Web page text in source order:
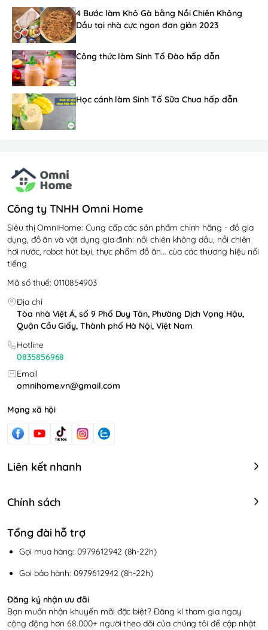
4 Bước làm Khô Gà bằng Nồi Chiên Không
Dầu tại nhà cực ngon đơn giản 2023
Công thức làm Sinh Tố Đào hấp dẫn
Học cánh làm Sinh Tố Sữa Chua hấp dẫn
Công ty TNHH Omni Home
Siêu thị OmniHome: Cung cấp các sản phẩm chính hãng - đồ gia
dụng, đồ ăn và vật dụng gia đình: nồi chiên không dầu, nồi chiên
hơi nước, robot hút bụi, thực phẩm đồ ăn... của các thương hiệu nổi
tiếng
Mã số thuế: 0110854903
Địa chỉ
Tòa nhà Việt Á, số 9 Phố Duy Tân, Phường Dịch Vọng Hậu,
Quận Cầu Giấy, Thành phố Hà Nội, Việt Nam
Hotline
0835856968
Email
omnihome.vn@gmail.com
Mạng xã hội
Liên kết nhanh
Chính sách
Tổng đài hỗ trợ
Gọi mua hàng: 0979612942 (8h-22h)
Gọi bảo hành: 0979612942 (8h-22h)
Đăng ký nhận ưu đãi
Bạn muốn nhận khuyến mãi đặc biệt? Đăng kí tham gia ngay
cộng động hơn 68.000+ người theo dõi của chúng tôi để cập nhật